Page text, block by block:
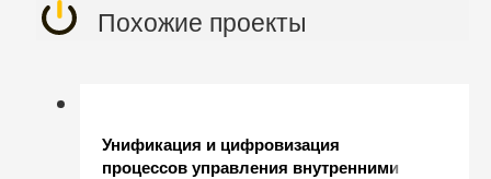
Похожие проекты
Унификация и цифровизация
процессов управления внутренними